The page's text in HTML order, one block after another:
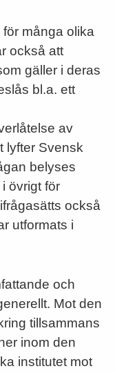
många olika
också att
gäller i deras
bl.a. ett
av
lyfter Svensk
belyses
övrigt för
också
utformats i
och
Mot den
tillsammans
inom den
institutet mot